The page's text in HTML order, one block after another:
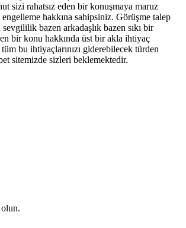
sizi rahatsız eden bir konuşmaya maruz
engelleme hakkına sahipsiniz. Görüşme talep
bazen arkadaşlık bazen sıkı bir
bir konu hakkında üst bir akla ihtiyaç
bu ihtiyaçlarınızı giderebilecek türden
sitemizde sizleri beklemektedir.